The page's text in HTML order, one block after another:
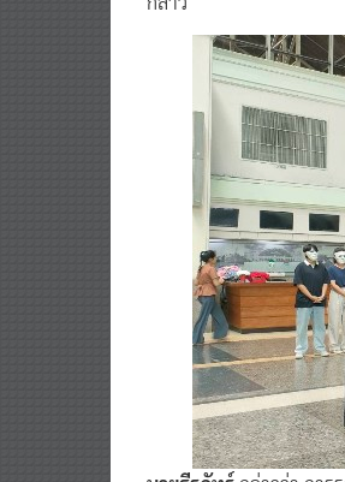
นายธีรภัทร์กล่าวว่า การ